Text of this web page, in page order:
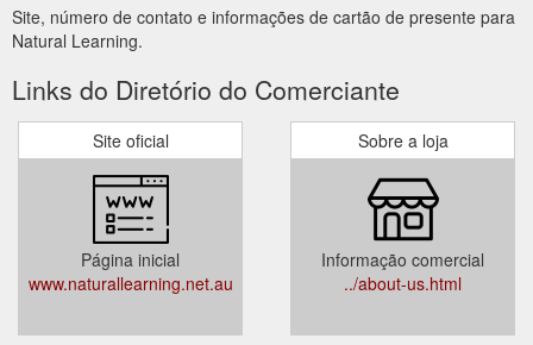
Site, número de contato e informações de cartão de presente para
Natural Learning.
Links do Diretório do Comerciante
Site oficial
Página inicial
www.naturallearning.net.au
Sobre a loja
Informação comercial
../about-us.html